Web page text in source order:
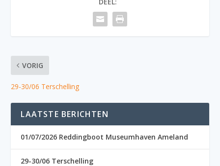
VORIG
29-30/06 Terschelling
LAATSTE BERICHTEN
01/07/2026 Reddingboot Museumhaven Ameland
29-30/06 Terschelling